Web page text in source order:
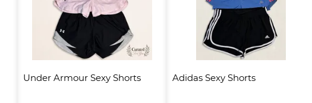
Under Armour Sexy Shorts Adidas Sexy Shorts